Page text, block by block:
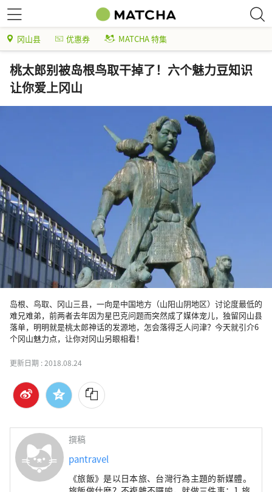
冈山县 优惠券 MATCHA 特集
桃太郎别被岛根鸟取干掉了！六个魅力豆知识
让你爱上冈山
岛根、鸟取、冈山三县，一向是中国地方（山阳山阴地区）讨论度最低的
难兄难弟，前两者去年因为星巴克问题而突然成了媒体宠儿，独留冈山县
落单，明明就是桃太郎神话的发源地，怎会落得乏人问津？今天就引介6
个冈山魅力点，让你对冈山另眼相看！
更新日期 :2018.08.24
撰稿
pantravel
《旅飯》是以日本旅、台灣行為主題的新媒體。